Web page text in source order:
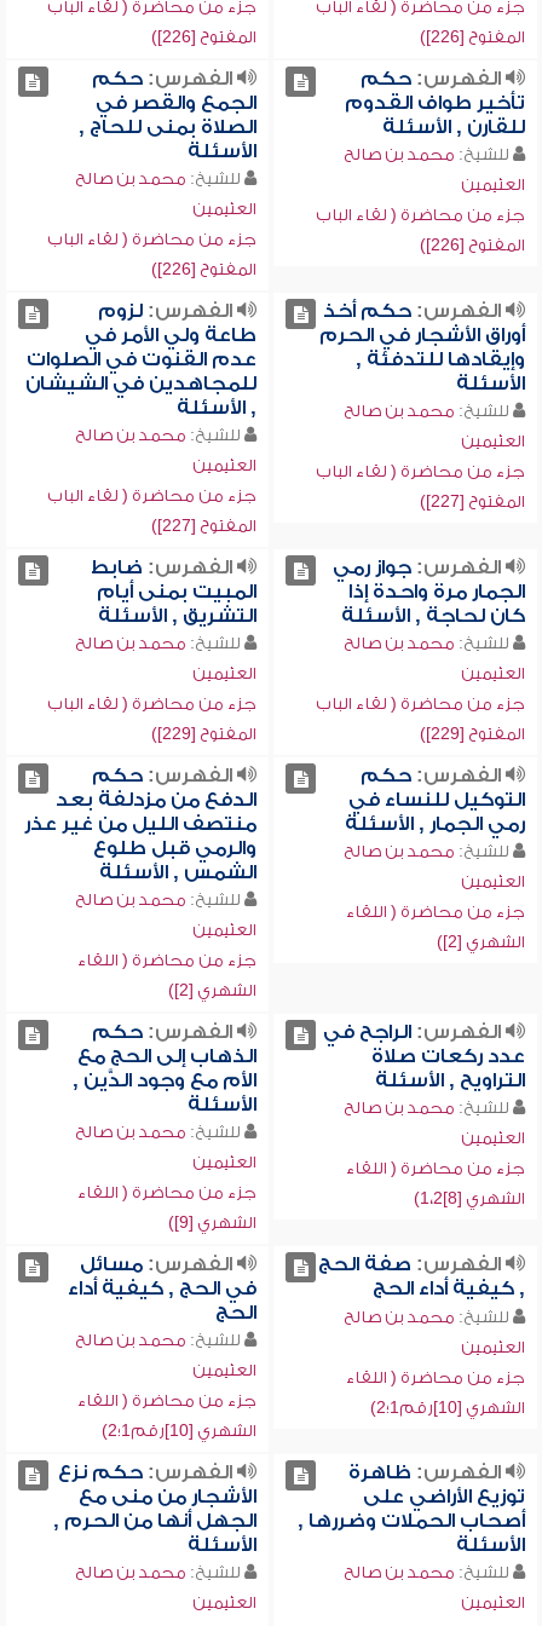
جزء من محاضرة ( لقاء الباب
المفتوح [226])
جزء من محاضرة ( لقاء الباب
المفتوح [226])
الفهرس:حكم
تأخير طواف القدوم
للقارن , الأسئلة
للشيخ: محمد بن صالح
العثيمين
جزء من محاضرة ( لقاء الباب
المفتوح [226])
الفهرس:حكم
الجمع والقصر في
الصلاة بمنى للحاج ,
الأسئلة
للشيخ: محمد بن صالح
العثيمين
جزء من محاضرة ( لقاء الباب
المفتوح [226])
الفهرس:حكم أخذ
أوراق الأشجار في الحرم
وإيقادها للتدفئة ,
الأسئلة
للشيخ: محمد بن صالح
العثيمين
جزء من محاضرة ( لقاء الباب
المفتوح [227])
الفهرس:لزوم
طاعة ولي الأمر في
عدم القنوت في الصلوات
للمجاهدين في الشيشان
, الأسئلة
للشيخ: محمد بن صالح
العثيمين
جزء من محاضرة ( لقاء الباب
المفتوح [227])
الفهرس:جواز رمي
الجمار مرة واحدة إذا
كان لحاجة , الأسئلة
للشيخ: محمد بن صالح
العثيمين
جزء من محاضرة ( لقاء الباب
المفتوح [229])
الفهرس: ضابط
المبيت بمنى أيام
التشريق , الأسئلة
للشيخ: محمد بن صالح
العثيمين
جزء من محاضرة ( لقاء الباب
المفتوح [229])
الفهرس:حكم
التوكيل للنساء في
رمي الجمار , الأسئلة
للشيخ: محمد بن صالح
العثيمين
جزء من محاضرة ( اللقاء
الشهري [2])
الفهرس:حكم
الدفع من مزدلفة بعد
منتصف الليل من غير عذر
والرمي قبل طلوع
الشمس , الأسئلة
للشيخ: محمد بن صالح
العثيمين
جزء من محاضرة ( اللقاء
الشهري [2])
الفهرس:الراجح في
عدد ركعات صلاة
التراويح , الأسئلة
للشيخ: محمد بن صالح
العثيمين
جزء من محاضرة ( اللقاء
الشهري [8]1،2)
الفهرس:حكم
الذهاب إلى الحج مع
الأم مع وجود الدَّين ,
الأسئلة
للشيخ: محمد بن صالح
العثيمين
جزء من محاضرة ( اللقاء
الشهري [9])
الفهرس: صفة الحج
, كيفية أداء الحج
للشيخ: محمد بن صالح
العثيمين
جزء من محاضرة ( اللقاء
الشهري [10]رقم1؛2)
الفهرس:مسائل
في الحج , كيفية أداء
الحج
للشيخ: محمد بن صالح
العثيمين
جزء من محاضرة ( اللقاء
الشهري [10]رقم1؛2)
الفهرس: ظاهرة
توزيع الأراضي على
أصحاب الحملات وضررها ,
الأسئلة
للشيخ: محمد بن صالح
العثيمين
الفهرس:حكم نزع
الأشجار من منى مع
الجهل أنها من الحرم ,
الأسئلة
للشيخ: محمد بن صالح
العثيمين